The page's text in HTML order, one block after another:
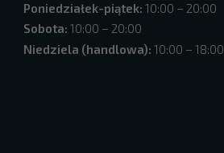
Poniedziałek-piątek: 10:00 – 20:00
Sobota: 10:00 – 20:00
Niedziela (handlowa): 10:00 – 18:00